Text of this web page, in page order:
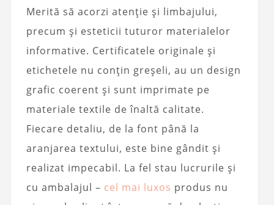
Merită să acorzi atenție și limbajului,
precum și esteticii tuturor materialelor
informative. Certificatele originale și
etichetele nu conțin greșeli, au un design
grafic coerent și sunt imprimate pe
materiale textile de înaltă calitate.
Fiecare detaliu, de la font până la
aranjarea textului, este bine gândit și
realizat impecabil. La fel stau lucrurile și
cu ambalajul – cel mai luxos produs nu